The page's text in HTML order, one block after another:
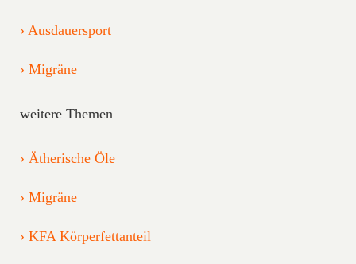
Ausdauersport
Migräne
weitere Themen
Ätherische Öle
Migräne
KFA Körperfettanteil